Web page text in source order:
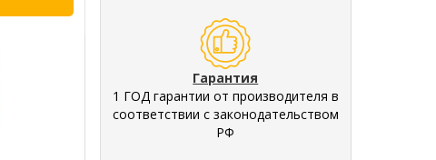
Гарантия
1 ГОД гарантии от производителя в
соответствии с законодательством
РФ